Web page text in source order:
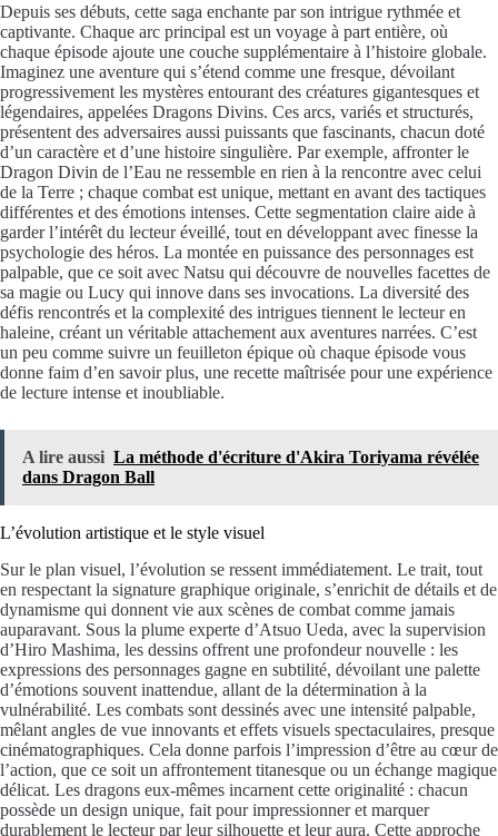
Depuis ses débuts, cette saga enchante par son intrigue rythmée et
captivante. Chaque arc principal est un voyage à part entière, où
chaque épisode ajoute une couche supplémentaire à l’histoire globale.
Imaginez une aventure qui s’étend comme une fresque, dévoilant
progressivement les mystères entourant des créatures gigantesques et
légendaires, appelées Dragons Divins. Ces arcs, variés et structurés,
présentent des adversaires aussi puissants que fascinants, chacun doté
d’un caractère et d’une histoire singulière. Par exemple, affronter le
Dragon Divin de l’Eau ne ressemble en rien à la rencontre avec celui
de la Terre ; chaque combat est unique, mettant en avant des tactiques
différentes et des émotions intenses. Cette segmentation claire aide à
garder l’intérêt du lecteur éveillé, tout en développant avec finesse la
psychologie des héros. La montée en puissance des personnages est
palpable, que ce soit avec Natsu qui découvre de nouvelles facettes de
sa magie ou Lucy qui innove dans ses invocations. La diversité des
défis rencontrés et la complexité des intrigues tiennent le lecteur en
haleine, créant un véritable attachement aux aventures narrées. C’est
un peu comme suivre un feuilleton épique où chaque épisode vous
donne faim d’en savoir plus, une recette maîtrisée pour une expérience
de lecture intense et inoubliable.
A lire aussi La méthode d'écriture d'Akira Toriyama révélée
dans Dragon Ball
L’évolution artistique et le style visuel
Sur le plan visuel, l’évolution se ressent immédiatement. Le trait, tout
en respectant la signature graphique originale, s’enrichit de détails et de
dynamisme qui donnent vie aux scènes de combat comme jamais
auparavant. Sous la plume experte d’Atsuo Ueda, avec la supervision
d’Hiro Mashima, les dessins offrent une profondeur nouvelle : les
expressions des personnages gagne en subtilité, dévoilant une palette
d’émotions souvent inattendue, allant de la détermination à la
vulnérabilité. Les combats sont dessinés avec une intensité palpable,
mêlant angles de vue innovants et effets visuels spectaculaires, presque
cinématographiques. Cela donne parfois l’impression d’être au cœur de
l’action, que ce soit un affrontement titanesque ou un échange magique
délicat. Les dragons eux-mêmes incarnent cette originalité : chacun
possède un design unique, fait pour impressionner et marquer
durablement le lecteur par leur silhouette et leur aura. Cette approche